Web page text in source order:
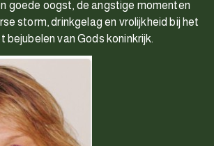
goede oogst, de angstige momenten
storm, drinkgelag en vrolijkheid bij het
van Gods koninkrijk.